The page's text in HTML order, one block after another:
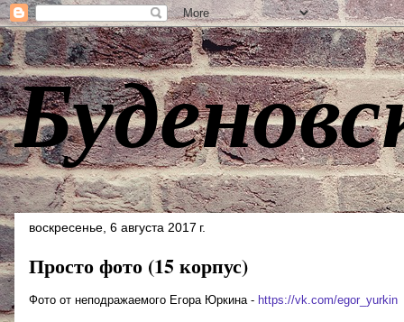
воскресенье, 6 августа 2017 г.
Просто фото (15 корпус)
Фото от неподражаемого Егора Юркина - https://vk.com/egor_yurkin